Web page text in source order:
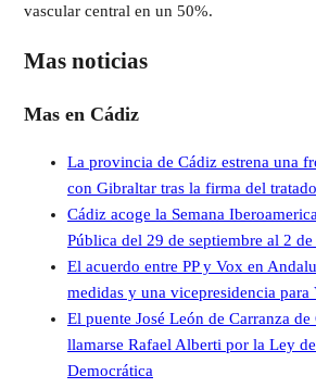
vascular central en un 50%.
Mas noticias
Mas en Cádiz
La provincia de Cádiz estrena una
con Gibraltar tras la firma del tratado
Cádiz acoge la Semana
Pública del 29 de septiembre al 2
El acuerdo entre PP y Vox en
medidas y una vicepresidencia para
El puente José León de Carranza de
llamarse Rafael Alberti por la Ley
Democrática